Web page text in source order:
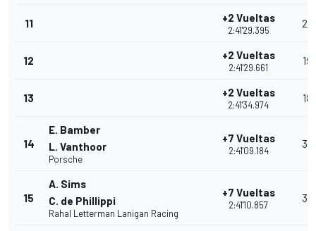
11 +2 Vueltas
2:41'29.395
20
12 +2 Vueltas
2:41'29.661
19
13 +2 Vueltas
2:41'34.974
18
14
E. Bamber
L. Vanthoor
Porsche
+7 Vueltas
2:41'09.184
35
15
A. Sims
C. de Phillippi
Rahal Letterman Lanigan Racing
+7 Vueltas
2:41'10.857
32